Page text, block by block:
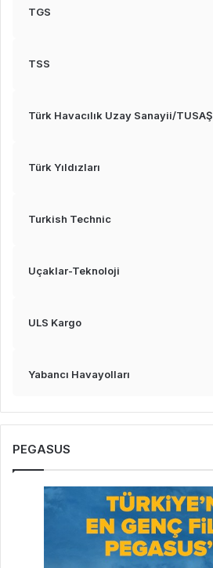
TGS
TSS
Türk Havacılık Uzay Sanayii/TUSAŞ
Türk Yıldızları
Turkish Technic
Uçaklar-Teknoloji
ULS Kargo
Yabancı Havayolları
PEGASUS